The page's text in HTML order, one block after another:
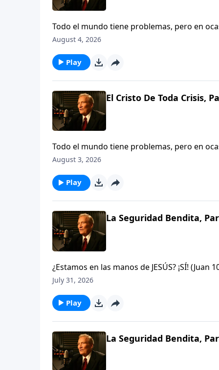
Todo el mundo tiene problemas, pero en
tambaleándose, impotente, incluso
August 4, 2026
Play
El Cristo De Toda Crisis,
Todo el mundo tiene problemas, pero en
tambaleándose, impotente, incluso
August 3, 2026
Play
La Seguridad Bendita,
¿Estamos en las manos de JESÚS? ¡SÍ!
arrebatados de éstas? ¡Nunca Jamás! si
July 31, 2026
Play
La Seguridad Bendita,